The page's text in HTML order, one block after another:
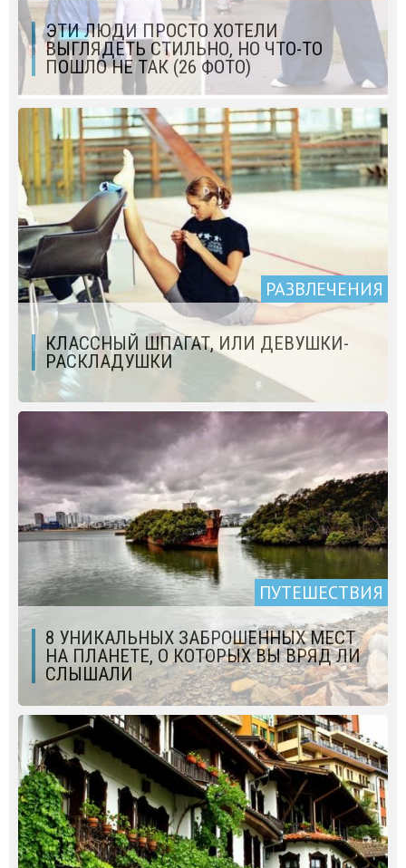
ЭТИ ЛЮДИ ПРОСТО ХОТЕЛИ
ВЫГЛЯДЕТЬ СТИЛЬНО, НО ЧТО-ТО
ПОШЛО НЕ ТАК (26 ФОТО)
РАЗВЛЕЧЕНИЯ
КЛАССНЫЙ ШПАГАТ, ИЛИ ДЕВУШКИ-
РАСКЛАДУШКИ
ПУТЕШЕСТВИЯ
8 УНИКАЛЬНЫХ ЗАБРОШЕННЫХ МЕСТ
НА ПЛАНЕТЕ, О КОТОРЫХ ВЫ ВРЯД ЛИ
СЛЫШАЛИ